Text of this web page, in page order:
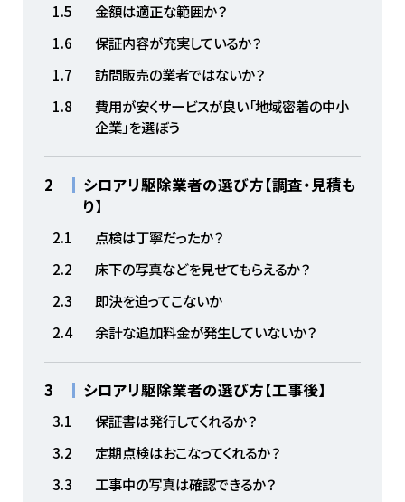
1.5
金額は適正な範囲か？
1.6
保証内容が充実しているか？
1.7
訪問販売の業者ではないか？
1.8
費用が安くサービスが良い「地域密着の中小
企業」を選ぼう
2
シロアリ駆除業者の選び方【調査・見積も
り】
2.1
点検は丁寧だったか？
2.2
床下の写真などを見せてもらえるか？
2.3
即決を迫ってこないか
2.4
余計な追加料金が発生していないか？
3 シロアリ駆除業者の選び方【工事後】
3.1
保証書は発行してくれるか？
3.2
定期点検はおこなってくれるか？
3.3
工事中の写真は確認できるか？